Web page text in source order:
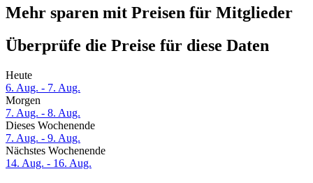
Mehr sparen mit Preisen für Mitglieder
Überprüfe die Preise für diese Daten
Heute
6. Aug. - 7. Aug.
Morgen
7. Aug. - 8. Aug.
Dieses Wochenende
7. Aug. - 9. Aug.
Nächstes Wochenende
14. Aug. - 16. Aug.